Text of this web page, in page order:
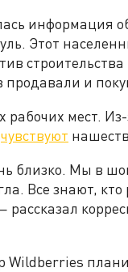
информация
Этот
и
мест.
близко. Мы в
Все знают,
рассказал
Wildberries